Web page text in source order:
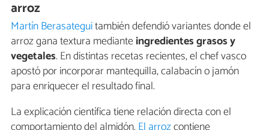
arroz
Martín Berasateguitambién defendió variantes donde el
arroz gana textura medianteingredientes grasos y
vegetales. En distintas recetas recientes, el chef vasco
apostó por incorporar mantequilla, calabacín o jamón
para enriquecer el resultado final.
La explicación científica tiene relación directa con el